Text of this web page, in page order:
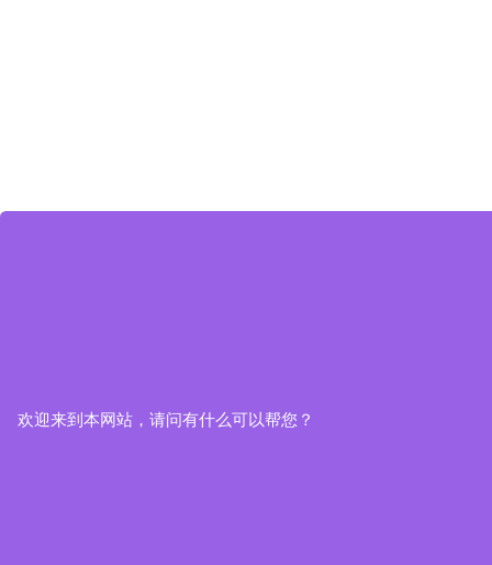
欢迎来到本网站，请问有什么可以帮您？